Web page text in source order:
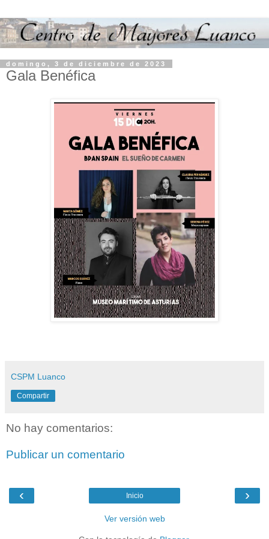
domingo, 3 de diciembre de 2023
Gala Benéfica
CSPM Luanco
Compartir
No hay comentarios:
Publicar un comentario
‹ ›
Inicio
Ver versión web